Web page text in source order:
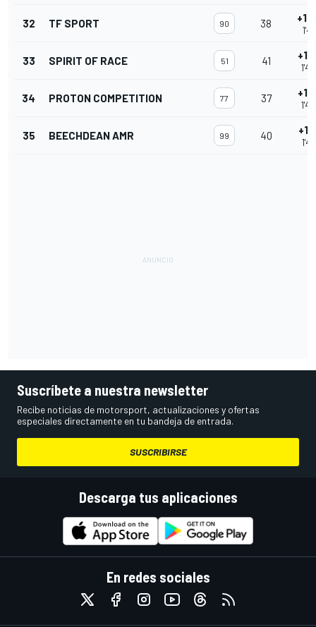
32 TF SPORT 90 38
33 SPIRIT OF RACE 51 41
34 PROTON COMPETITION 77 37
35 BEECHDEAN AMR 99 40
Suscríbete a nuestra newsletter
Recibe noticias de motorsport, actualizaciones y ofertas
especiales directamente en tu bandeja de entrada.
SUSCRIBIRSE
Descarga tus aplicaciones
En redes sociales